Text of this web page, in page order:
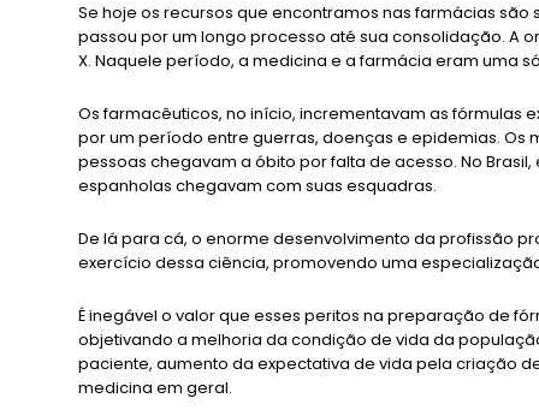
Se hoje os recursos que encontramos nas farmácias
passou por um longo processo até sua consolidação. A
X. Naquele período, a medicina e a farmácia eram uma
Os farmacêuticos, no início, incrementavam as
por um período entre guerras, doenças e epidemias.
pessoas chegavam a óbito por falta de acesso. No
espanholas chegavam com suas esquadras.
De lá para cá, o enorme desenvolvimento da profissão
exercício dessa ciência, promovendo uma
É inegável o valor que esses peritos na preparação de
objetivando a melhoria da condição de vida da
paciente, aumento da expectativa de vida pela criação
medicina em geral.